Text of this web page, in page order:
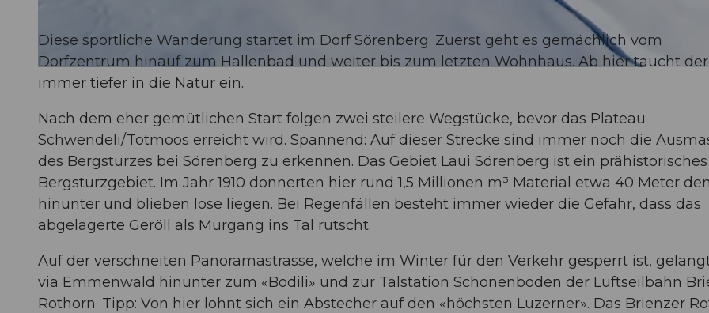
Diese sportliche Wanderung startet im Dorf Sörenberg. Zuerst geht es gemächlich vom
Dorfzentrum hinauf zum Hallenbad und weiter bis zum letzten Wohnhaus. Ab hier taucht
immer tiefer in die Natur ein.
Nach dem eher gemütlichen Start folgen zwei steilere Wegstücke, bevor das Plateau
Schwendeli/Totmoos erreicht wird. Spannend: Auf dieser Strecke sind immer noch die
des Bergsturzes bei Sörenberg zu erkennen. Das Gebiet Laui Sörenberg ist ein prähistorisches
Bergsturzgebiet. Im Jahr 1910 donnerten hier rund 1,5 Millionen m³ Material etwa 40 Meter
hinunter und blieben lose liegen. Bei Regenfällen besteht immer wieder die Gefahr, dass das
abgelagerte Geröll als Murgang ins Tal rutscht.
Auf der verschneiten Panoramastrasse, welche im Winter für den Verkehr gesperrt ist,
via Emmenwald hinunter zum «Bödili» und zur Talstation Schönenboden der Luftseilbahn
Rothorn. Tipp: Von hier lohnt sich ein Abstecher auf den «höchsten Luzerner». Das Brienzer